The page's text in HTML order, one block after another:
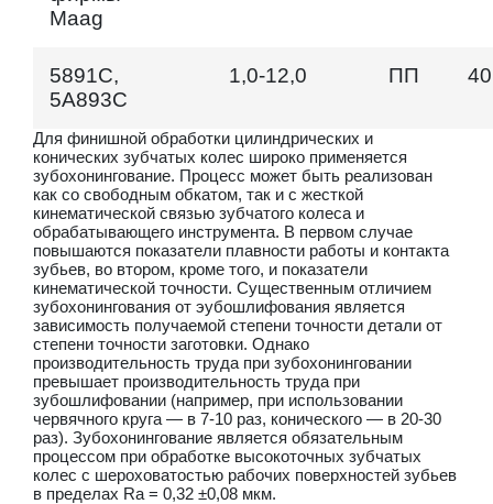
Maag
5891C,
5А893С
1,0-12,0 ПП
Для финишной обработки цилиндрических и
конических зубчатых колес широко применяется
зубохонингование. Процесс может быть реализован
как со свободным обкатом, так и с жесткой
кинематической связью зубчатого колеса и
обрабатывающего инструмента. В первом случае
повышаются показатели плавности работы и контакта
зубьев, во втором, кроме того, и показатели
кинематической точности. Существенным отличием
зубохонингования от эубошлифования является
зависимость получаемой степени точности детали от
степени точности заготовки. Однако
производительность труда при зубохонинговании
превышает производительность труда при
зубошлифовании (например, при использовании
червячного круга — в 7-10 раз, конического — в 20-30
раз). Зубохонингование является обязательным
процессом при обработке высокоточных зубчатых
колес с шероховатостью рабочих поверхностей зубьев
в пределах Ra = 0,32 ±0,08 мкм.